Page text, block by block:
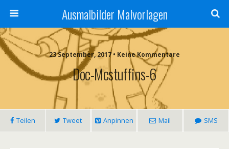
Ausmalbilder Malvorlagen
23 September, 2017 • Keine Kommentare
Doc-Mcstuffins-6
Teilen Tweet Anpinnen Mail SMS